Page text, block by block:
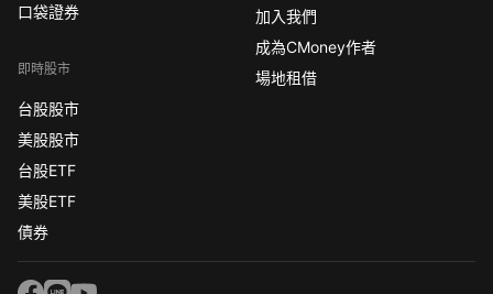
口袋證券
即時股市
台股股市
美股股市
台股ETF
美股ETF
債券
加入我們
成為CMoney作者
場地租借